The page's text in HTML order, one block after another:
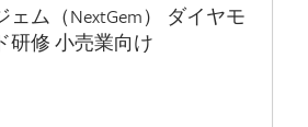
ェム（NextGem） ダイヤモ
研修 小売業向け